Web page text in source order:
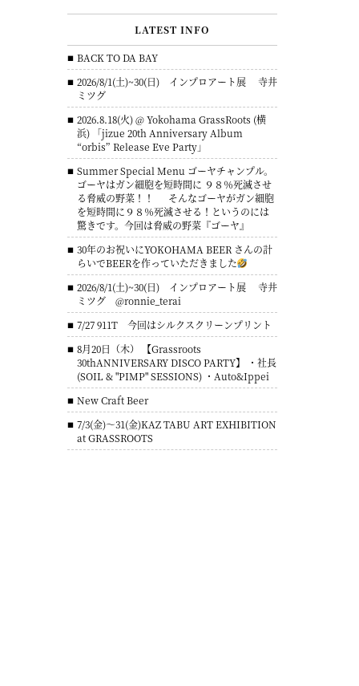
LATEST INFO
BACK TO DA BAY
2026/8/1(土)~30(日) インプロアート展 寺井
ミツグ
2026.8.18(火) @ Yokohama GrassRoots (横
浜) 「jizue 20th Anniversary Album
“orbis” Release Eve Party」
Summer Special Menu ゴーヤチャンプル。
ゴーヤはガン細胞を短時間に ９８％死滅させ
る脅威の野菜！！ そんなゴーヤがガン細胞
を短時間に９８％死滅させる！というのには
驚きです。今回は脅威の野菜『ゴーヤ』
30年のお祝いにYOKOHAMA BEER さんの計
らいでBEERを作っていただきました
2026/8/1(土)~30(日) インプロアート展 寺井
ミツグ @ronnie_terai
7/27 911T 今回はシルクスクリーンプリント
8月20日（木） 【Grassroots
30thANNIVERSARY DISCO PARTY】 ・社長
(SOIL & "PIMP" SESSIONS) ・Auto&Ippei
New Craft Beer
7/3(金)～31(金)KAZ TABU ART EXHIBITION
at GRASSROOTS